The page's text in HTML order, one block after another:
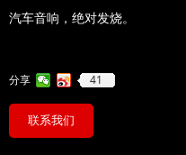
联系我们
汽车音响，绝对发烧。
分享 41